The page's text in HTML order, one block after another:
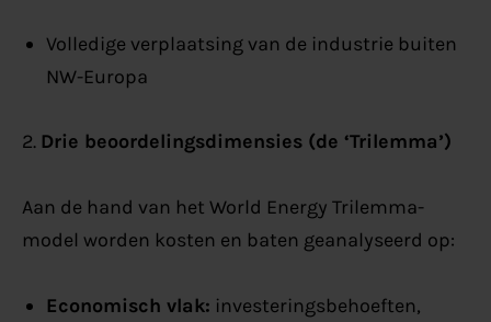
Volledige verplaatsing van de industrie buiten
NW-Europa
2. Drie beoordelingsdimensies (de ‘Trilemma’)
Aan de hand van het World Energy Trilemma-
model worden kosten en baten geanalyseerd op:
Economisch vlak: investeringsbehoeften,